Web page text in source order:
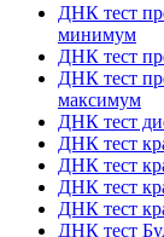
ДНК тест
минимум
ДНК тест
ДНК тест
максимум
ДНК тест
ДНК тест
ДНК тест
ДНК тест
ДНК тест
ДНК тест